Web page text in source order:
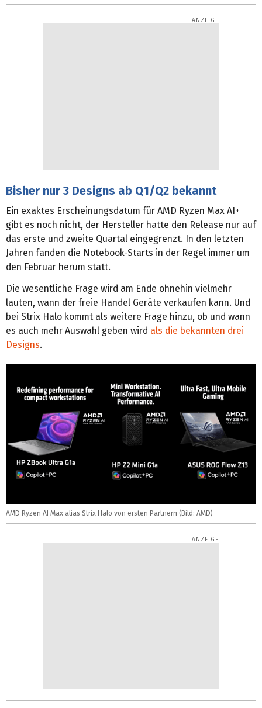
Bisher nur 3 Designs ab Q1/Q2 bekannt
Ein exaktes Erscheinungsdatum für AMD Ryzen Max AI+
gibt es noch nicht, der Hersteller hatte den Release nur auf
das erste und zweite Quartal eingegrenzt. In den letzten
Jahren fanden die Notebook-Starts in der Regel immer um
den Februar herum statt.
Die wesentliche Frage wird am Ende ohnehin vielmehr
lauten, wann der freie Handel Geräte verkaufen kann. Und
bei Strix Halo kommt als weitere Frage hinzu, ob und wann
es auch mehr Auswahl geben wird als die bekannten drei
Designs.
AMD Ryzen AI Max alias Strix Halo von ersten Partnern (Bild: AMD)